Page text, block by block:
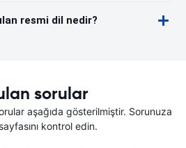
resmi dil nedir?
sorular
aşağıda gösterilmiştir. Sorunuza
sayfasını kontrol edin.